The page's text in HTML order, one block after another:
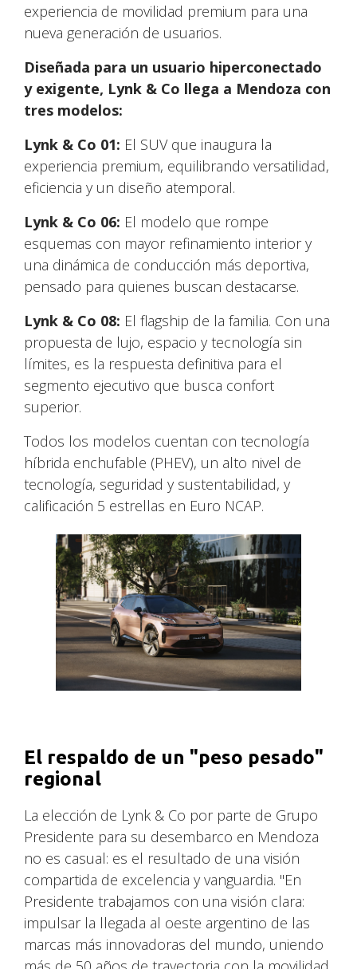
experiencia de movilidad premium para una
nueva generación de usuarios.
Diseñada para un usuario hiperconectado
y exigente, Lynk & Co llega a Mendoza con
tres modelos:
Lynk & Co 01: El SUV que inaugura la
experiencia premium, equilibrando versatilidad,
eficiencia y un diseño atemporal.
Lynk & Co 06: El modelo que rompe
esquemas con mayor refinamiento interior y
una dinámica de conducción más deportiva,
pensado para quienes buscan destacarse.
Lynk & Co 08: El flagship de la familia. Con una
propuesta de lujo, espacio y tecnología sin
límites, es la respuesta definitiva para el
segmento ejecutivo que busca confort
superior.
Todos los modelos cuentan con tecnología
híbrida enchufable (PHEV), un alto nivel de
tecnología, seguridad y sustentabilidad, y
calificación 5 estrellas en Euro NCAP.
El respaldo de un "peso pesado"
regional
La elección de Lynk & Co por parte de Grupo
Presidente para su desembarco en Mendoza
no es casual: es el resultado de una visión
compartida de excelencia y vanguardia. "En
Presidente trabajamos con una visión clara:
impulsar la llegada al oeste argentino de las
marcas más innovadoras del mundo, uniendo